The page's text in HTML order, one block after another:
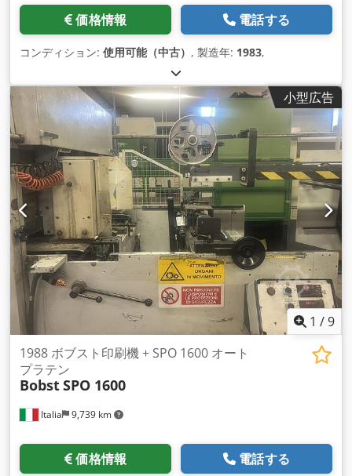
価格情報 電話する
コンディション: 使用可能（中古） , 製造年: 1983,
小型広告
1 /9
Italia 9,739 km
1988 ボブスト印刷機 + SPO 1600 オート
プラテン
BobstSPO 1600
価格情報 電話する